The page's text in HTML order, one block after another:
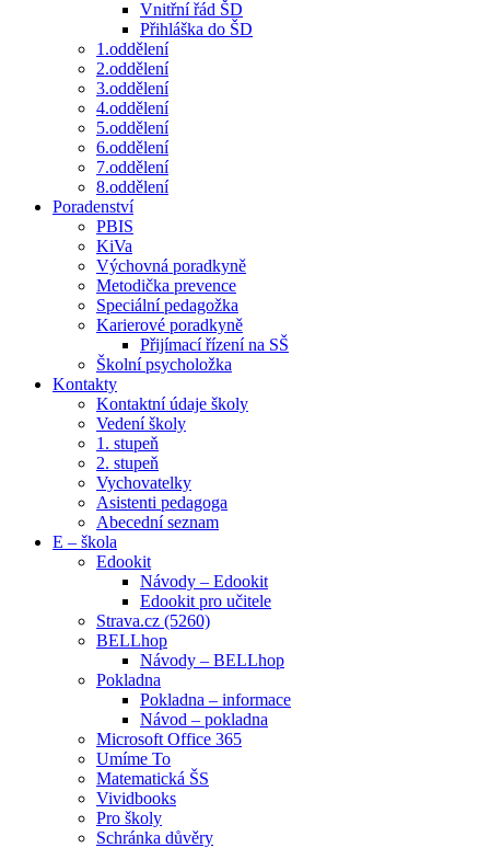
Vnitřní řád ŠD
Přihláška do ŠD
1.oddělení
2.oddělení
3.oddělení
4.oddělení
5.oddělení
6.oddělení
7.oddělení
8.oddělení
Poradenství
PBIS
KiVa
Výchovná poradkyně
Metodička prevence
Speciální pedagožka
Karierové poradkyně
Přijímací řízení na SŠ
Školní psycholožka
Kontakty
Kontaktní údaje školy
Vedení školy
1. stupeň
2. stupeň
Vychovatelky
Asistenti pedagoga
Abecední seznam
E – škola
Edookit
Návody – Edookit
Edookit pro učitele
Strava.cz (5260)
BELLhop
Návody – BELLhop
Pokladna
Pokladna – informace
Návod – pokladna
Microsoft Office 365
Umíme To
Matematická ŠS
Vividbooks
Pro školy
Schránka důvěry